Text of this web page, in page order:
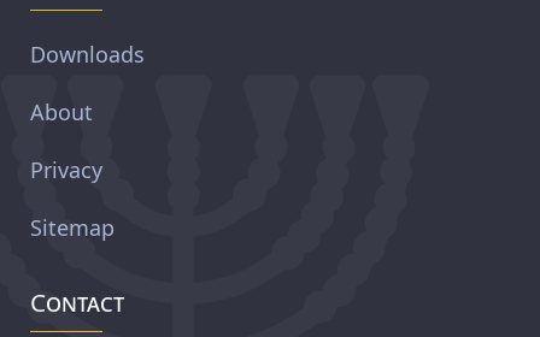
Downloads
About
Privacy
Sitemap
Contact